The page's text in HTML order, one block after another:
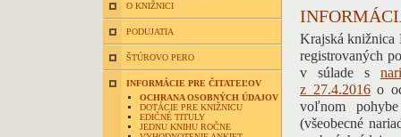
O KNIŽNICI
PODUJATIA
ŠTÚROVO PERO
INFORMÁCIE PRE ČITATEĽOV
OCHRANA OSOBNÝCH ÚDAJOV
DOTÁCIE PRE KNIŽNICU
EDIČNÉ TITULY
JEDNU KNIHU ROČNE
Krajská knižnica
registrovaných
v súlade s
z 27.4.2016o
voľnom
(všeobecné